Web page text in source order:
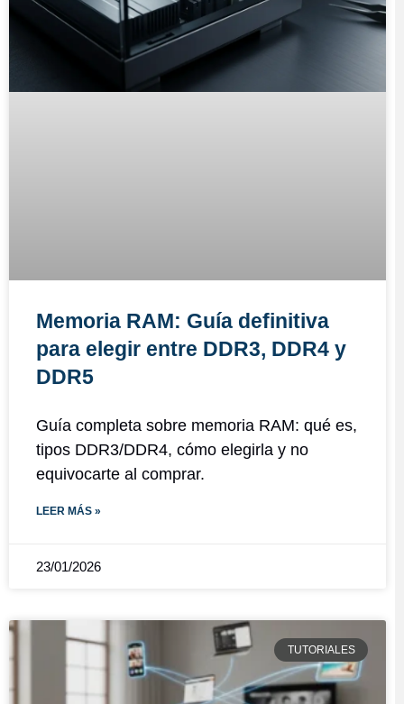
Memoria RAM: Guía definitiva
para elegir entre DDR3, DDR4 y
DDR5
Guía completa sobre memoria RAM: qué es,
tipos DDR3/DDR4, cómo elegirla y no
equivocarte al comprar.
LEER MÁS »
23/01/2026
TUTORIALES